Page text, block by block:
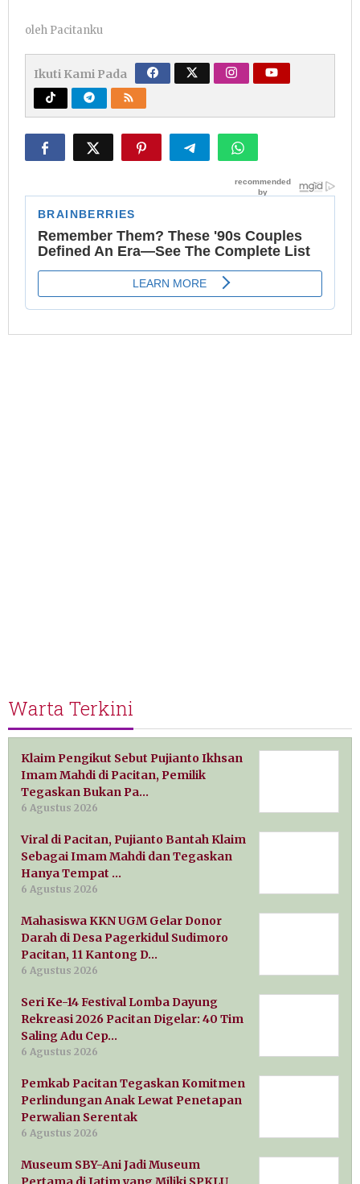
oleh Pacitanku
Ikuti Kami Pada
Warta Terkini
Klaim Pengikut Sebut Pujianto Ikhsan
Imam Mahdi di Pacitan, Pemilik
Tegaskan Bukan Pa…
6 Agustus 2026
Viral di Pacitan, Pujianto Bantah Klaim
Sebagai Imam Mahdi dan Tegaskan
Hanya Tempat …
6 Agustus 2026
Mahasiswa KKN UGM Gelar Donor
Darah di Desa Pagerkidul Sudimoro
Pacitan, 11 Kantong D…
6 Agustus 2026
Seri Ke-14 Festival Lomba Dayung
Rekreasi 2026 Pacitan Digelar: 40 Tim
Saling Adu Cep…
6 Agustus 2026
Pemkab Pacitan Tegaskan Komitmen
Perlindungan Anak Lewat Penetapan
Perwalian Serentak
6 Agustus 2026
Museum SBY-Ani Jadi Museum